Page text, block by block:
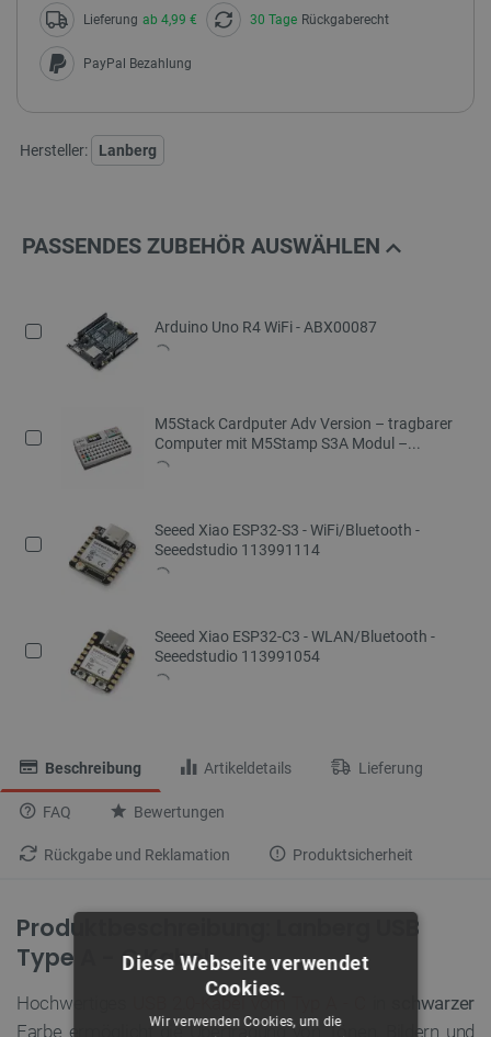
Lieferung ab 4,99 € 30 Tage Rückgaberecht
PayPal Bezahlung
Hersteller: Lanberg
PASSENDES ZUBEHÖR AUSWÄHLEN
Arduino Uno R4 WiFi - ABX00087
M5Stack Cardputer Adv Version – tragbarer
Computer mit M5Stamp S3A Modul –...
Seeed Xiao ESP32-S3 - WiFi/Bluetooth -
Seeedstudio 113991114
Seeed Xiao ESP32-C3 - WLAN/Bluetooth -
Seeedstudio 113991054
Beschreibung Artikeldetails Lieferung
FAQ Bewertungen
Rückgabe und Reklamation Produktsicherheit
Produktbeschreibung: Lanberg USB
Type A - C Kabel
Hochwertiges USB 2.0-Kabel vom Typ A - C
schwarzer
Farbe ermöglicht die Übertragung von Tönen, Bildern und
Diese Webseite verwendet
Cookies.
Wir verwenden Cookies, um die